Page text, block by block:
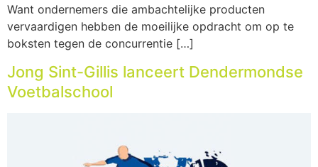
Want ondernemers die ambachtelijke producten
vervaardigen hebben de moeilijke opdracht om op te
boksten tegen de concurrentie […]
Jong Sint-Gillis lanceert Dendermondse
Voetbalschool